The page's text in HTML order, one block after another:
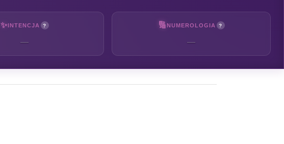
✨INTENCJA ?
—
🔢NUMEROLOGIA ?
—